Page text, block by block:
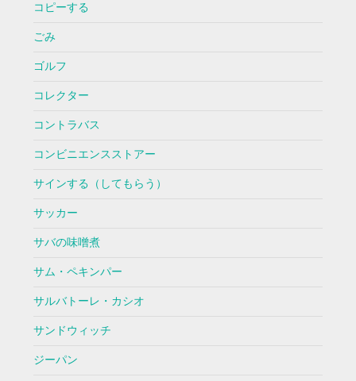
コピーする
ごみ
ゴルフ
コレクター
コントラバス
コンビニエンスストアー
サインする（してもらう）
サッカー
サバの味噌煮
サム・ペキンパー
サルバトーレ・カシオ
サンドウィッチ
ジーパン